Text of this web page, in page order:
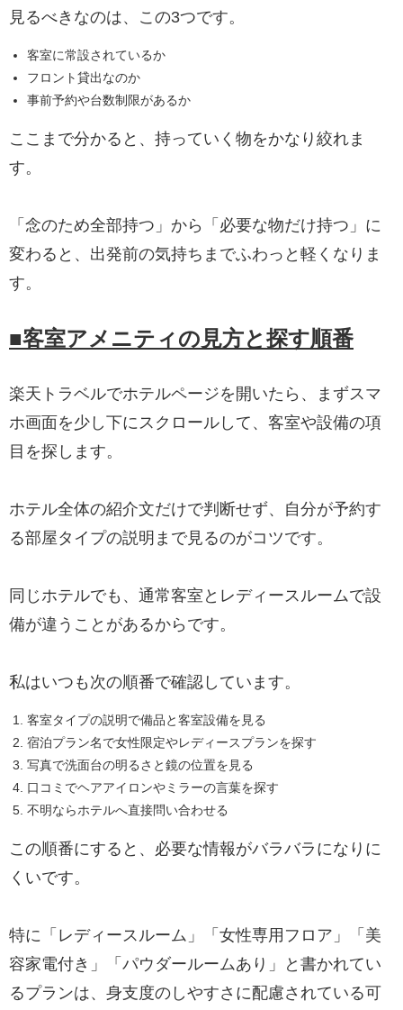
見るべきなのは、この3つです。
客室に常設されているか
フロント貸出なのか
事前予約や台数制限があるか
ここまで分かると、持っていく物をかなり絞れま
す。
「念のため全部持つ」から「必要な物だけ持つ」に
変わると、出発前の気持ちまでふわっと軽くなりま
す。
■客室アメニティの見方と探す順番
楽天トラベルでホテルページを開いたら、まずスマ
ホ画面を少し下にスクロールして、客室や設備の項
目を探します。
ホテル全体の紹介文だけで判断せず、自分が予約す
る部屋タイプの説明まで見るのがコツです。
同じホテルでも、通常客室とレディースルームで設
備が違うことがあるからです。
私はいつも次の順番で確認しています。
客室タイプの説明で備品と客室設備を見る
宿泊プラン名で女性限定やレディースプランを探す
写真で洗面台の明るさと鏡の位置を見る
口コミでヘアアイロンやミラーの言葉を探す
不明ならホテルへ直接問い合わせる
この順番にすると、必要な情報がバラバラになりに
くいです。
特に「レディースルーム」「女性専用フロア」「美
容家電付き」「パウダールームあり」と書かれてい
るプランは、身支度のしやすさに配慮されている可